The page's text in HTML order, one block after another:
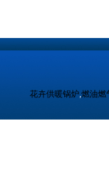
花卉供暖锅炉,燃油燃